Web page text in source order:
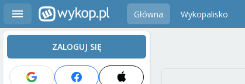
Główna Wykopalisko
ZALOGUJ SIĘ